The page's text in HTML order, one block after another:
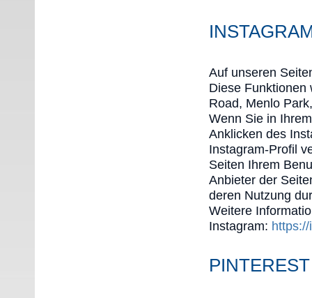
Auf unseren
Diese Funktionen
Road, Menlo
Wenn Sie in
Anklicken des
Instagram-Profil
Seiten Ihrem
Anbieter der
deren Nutzung
Weitere
Instagram: